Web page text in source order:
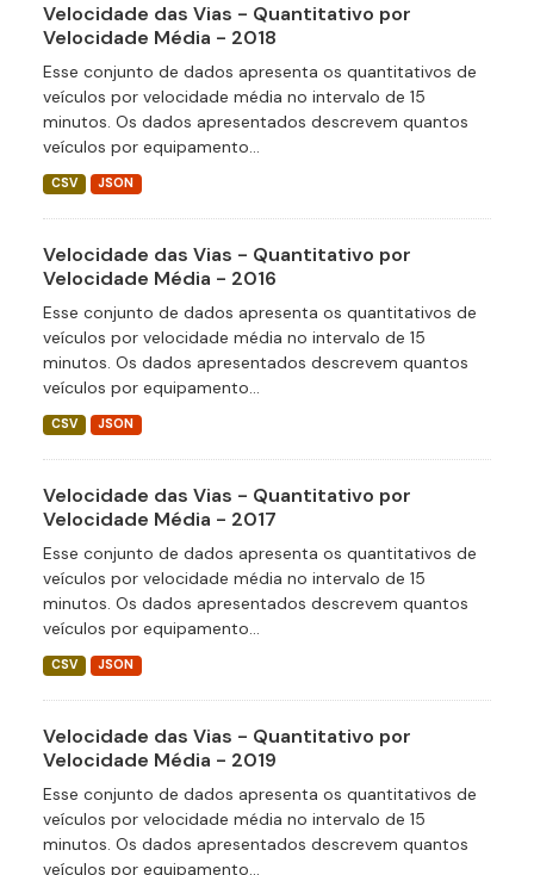
Velocidade das Vias - Quantitativo por
Velocidade Média - 2018
Esse conjunto de dados apresenta os quantitativos de
veículos por velocidade média no intervalo de 15
minutos. Os dados apresentados descrevem quantos
veículos por equipamento...
CSV JSON
Velocidade das Vias - Quantitativo por
Velocidade Média - 2016
Esse conjunto de dados apresenta os quantitativos de
veículos por velocidade média no intervalo de 15
minutos. Os dados apresentados descrevem quantos
veículos por equipamento...
CSV JSON
Velocidade das Vias - Quantitativo por
Velocidade Média - 2017
Esse conjunto de dados apresenta os quantitativos de
veículos por velocidade média no intervalo de 15
minutos. Os dados apresentados descrevem quantos
veículos por equipamento...
CSV JSON
Velocidade das Vias - Quantitativo por
Velocidade Média - 2019
Esse conjunto de dados apresenta os quantitativos de
veículos por velocidade média no intervalo de 15
minutos. Os dados apresentados descrevem quantos
veículos por equipamento...